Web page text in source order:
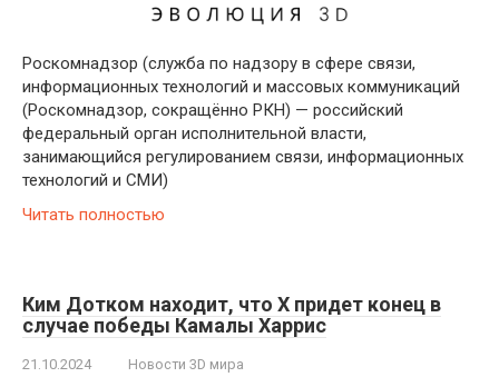
Роскомнадзор (служба по надзору в сфере связи,
информационных технологий и массовых коммуникаций
(Роскомнадзор, сокращённо РКН) — российский
федеральный орган исполнительной власти,
занимающийся регулированием связи, информационных
технологий и СМИ)
Читать полностью
Ким Дотком находит, что X придет конец в
случае победы Камалы Харрис
21.10.2024 Новости 3D мира